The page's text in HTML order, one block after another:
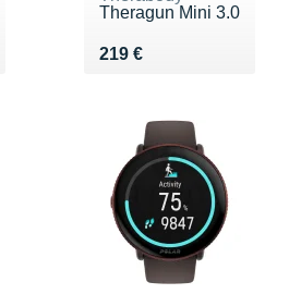
Theragun Mini 3.0
219 €
Vendu 219 €